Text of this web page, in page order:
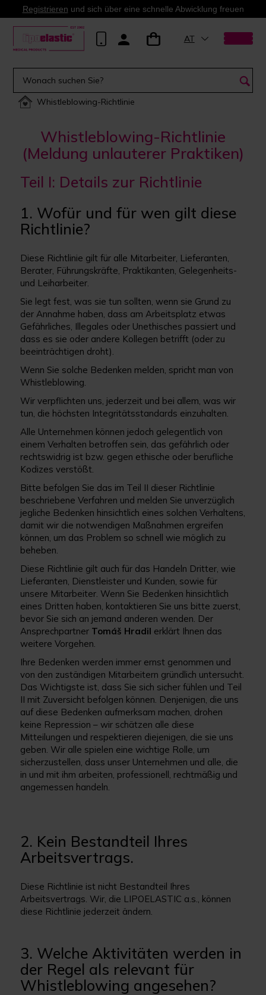
Registrieren und sich über eine schnelle Abwicklung freuen
AT
Whistleblowing-Richtlinie
Whistleblowing-Richtlinie
(Meldung unlauterer Praktiken)
Teil I: Details zur Richtlinie
1. Wofür und für wen gilt diese
Richtlinie?
Diese Richtlinie gilt für alle Mitarbeiter, Lieferanten,
Berater, Führungskräfte, Praktikanten, Gelegenheits-
und Leiharbeiter.
Sie legt fest, was sie tun sollten, wenn sie Grund zu
der Annahme haben, dass am Arbeitsplatz etwas
Gefährliches, Illegales oder Unethisches passiert und
dass es sie oder andere Kollegen betrifft (oder zu
beeinträchtigen droht).
Wenn Sie solche Bedenken melden, spricht man von
Whistleblowing.
Wir verpflichten uns, jederzeit und bei allem, was wir
tun, die höchsten Integritätsstandards einzuhalten.
Alle Unternehmen können jedoch gelegentlich von
einem Verhalten betroffen sein, das gefährlich oder
rechtswidrig ist bzw. gegen ethische oder berufliche
Kodizes verstößt.
Bitte befolgen Sie das im Teil II dieser Richtlinie
beschriebene Verfahren und melden Sie unverzüglich
jegliche Bedenken hinsichtlich eines solchen Verhaltens,
damit wir die notwendigen Maßnahmen ergreifen
können, um das Problem so schnell wie möglich zu
beheben.
Diese Richtlinie gilt auch für das Handeln Dritter, wie
Lieferanten, Dienstleister und Kunden, sowie für
unsere Mitarbeiter. Wenn Sie Bedenken hinsichtlich
eines Dritten haben, kontaktieren Sie uns bitte zuerst,
bevor Sie sich an jemand anderen wenden. Der
Ansprechpartner Tomáš Hradil erklärt Ihnen das
weitere Vorgehen.
Ihre Bedenken werden immer ernst genommen und
von den zuständigen Mitarbeitern gründlich untersucht.
Das Wichtigste ist, dass Sie sich sicher fühlen und Teil
II mit Zuversicht befolgen können. Denjenigen, die uns
auf diese Bedenken aufmerksam machen, drohen
keine Repression – wir schätzen alle diese
Mitteilungen und respektieren diejenigen, die sie uns
geben. Wir alle spielen eine wichtige Rolle, um
sicherzustellen, dass unser Unternehmen und alle, die
in und mit ihm arbeiten, professionell, rechtmäßig und
angemessen handeln.
2. Kein Bestandteil Ihres
Arbeitsvertrags.
Diese Richtlinie ist nicht Bestandteil Ihres
Arbeitsvertrags. Wir, die LIPOELASTIC a.s., können
diese Richtlinie jederzeit ändern.
3. Welche Aktivitäten werden in
der Regel als relevant für
Whistleblowing angesehen?